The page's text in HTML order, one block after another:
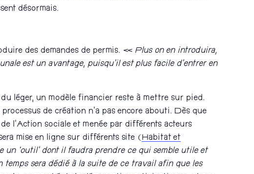
désormais.
des demandes de permis. « Plus on en introduira,
est un avantage, puisqu’il est plus facile d’entrer en
léger, un modèle financier reste à mettre sur pied.
de création n’a pas encore abouti. Dès que
l’Action sociale et menée par différents acteurs
mise en ligne sur différents site ( Habitat et
un ‘outil’ dont il faudra prendre ce qui semble utile et
temps sera dédié à la suite de ce travail afin que les